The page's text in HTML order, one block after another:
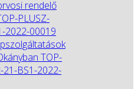
rendelő
PLUSZ-
2022-00019
TOP-
21-BS1-2022-